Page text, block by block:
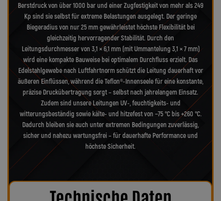
Berstdruck von über 1000 bar und einer Zugfestigkeit von mehr als 249
Kp sind sie selbst für extreme Belastungen ausgelegt. Der geringe
Biegeradius von nur 25 mm gewährleistet höchste Flexibilität bei
gleichzeitig hervorragender Stabilität. Durch den
Leitungsdurchmesser von 3,1 × 6,1 mm (mit Ummantelung 3,1 × 7 mm)
wird eine kompakte Bauweise bei optimalem Durchfluss erzielt. Das
Edelstahlgewebe nach Luftfahrtnorm schützt die Leitung dauerhaft vor
äußeren Einflüssen, während die Teflon®-Innenseele für eine konstante,
präzise Druckübertragung sorgt – selbst nach jahrelangem Einsatz.
Zudem sind unsere Leitungen UV-, feuchtigkeits- und
witterungsbeständig sowie kälte- und hitzefest von −75 °C bis +260 °C.
Dadurch bleiben sie auch unter extremen Bedingungen zuverlässig,
sicher und nahezu wartungsfrei – für dauerhafte Performance und
höchste Sicherheit.